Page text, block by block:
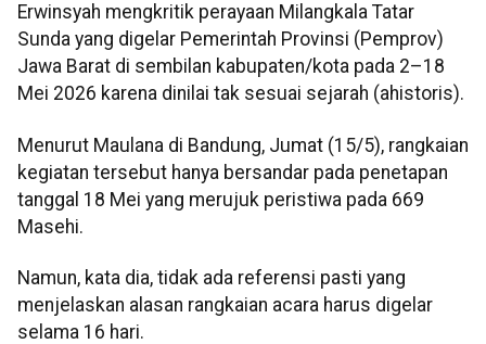
Erwinsyah mengkritik perayaan Milangkala Tatar
Sunda yang digelar Pemerintah Provinsi (Pemprov)
Jawa Barat di sembilan kabupaten/kota pada 2–18
Mei 2026 karena dinilai tak sesuai sejarah (ahistoris).
Menurut Maulana di Bandung, Jumat (15/5), rangkaian
kegiatan tersebut hanya bersandar pada penetapan
tanggal 18 Mei yang merujuk peristiwa pada 669
Masehi.
Namun, kata dia, tidak ada referensi pasti yang
menjelaskan alasan rangkaian acara harus digelar
selama 16 hari.